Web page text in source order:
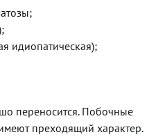
идиопатическая);
переносится. Побочные
преходящий характер.